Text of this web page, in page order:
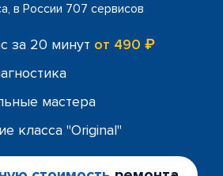
в России 707 сервисов
за 20 минут от 490 ₽
мастера
класса "Original"